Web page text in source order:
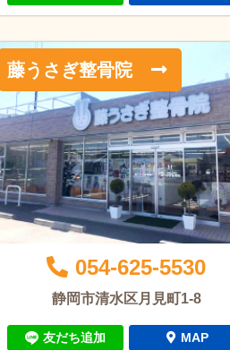
藤うさぎ整骨院
054-625-5530
静岡市清水区月見町1-8
友だち追加 MAP